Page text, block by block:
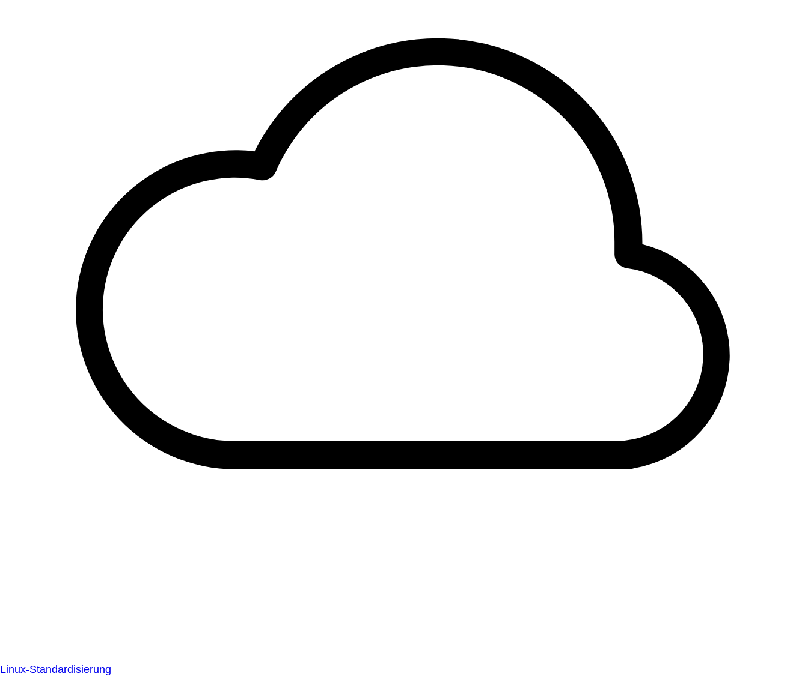
Linux-Standardisierung